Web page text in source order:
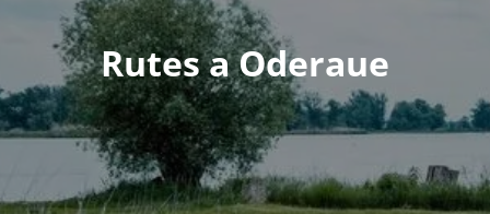
Rutes a Oderaue